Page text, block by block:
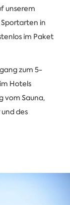
unserem
in
im Paket
zum 5-
Hotels
vom Sauna,
des